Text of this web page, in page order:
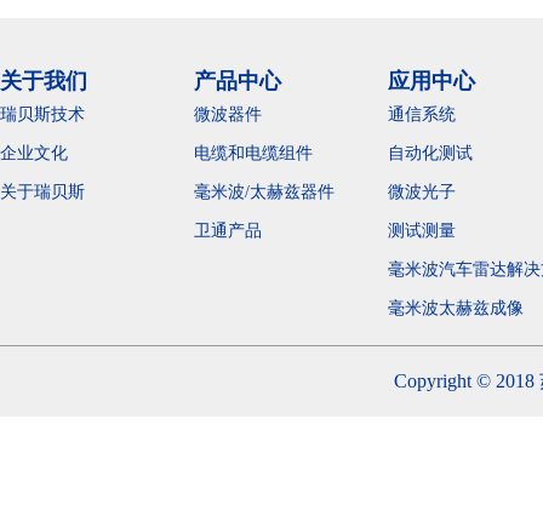
关于我们
瑞贝斯技术
企业文化
关于瑞贝斯
产品中心
微波器件
电缆和电缆组件
毫米波/太赫兹器件
卫通产品
应用中心
通信系统
自动化测试
微波光子
测试测量
毫米波汽车雷达解
毫米波太赫兹成
Copyright ©